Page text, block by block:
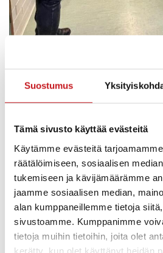
Suostumus
Tämä sivusto käyttää evästeitä
Käytämme evästeitä
räätälöimiseen, sosiaalisen
tukemiseen ja kävijämäärämme
jaamme sosiaalisen median,
alan kumppaneillemme tietoja
sivustoamme. Kumppanimme
tietoja muihin tietoihin, joita olet
kerätty, kun olet käyttänyt heidän
tiloihin
Arttelissa yhdistyvät rohkeus ja
monenlaista toimintaa, ja nyt
ja palveluita:
Hieroja Ninni,Kauneushoitola
Aurinko, vuokralaisina
Rautalammin kunta sekä
Muutamia huoneita on vielä
ottaa suoraan
Reeta Lyytiseen
Osuuskunnasta